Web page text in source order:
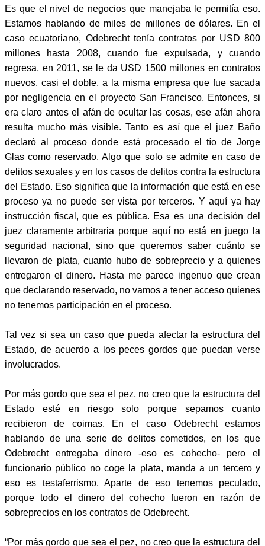
Es que el nivel de negocios que manejaba le permitía eso.
Estamos hablando de miles de millones de dólares. En el
caso ecuatoriano, Odebrecht tenía contratos por USD 800
millones hasta 2008, cuando fue expulsada, y cuando
regresa, en 2011, se le da USD 1500 millones en contratos
nuevos, casi el doble, a la misma empresa que fue sacada
por negligencia en el proyecto San Francisco. Entonces, si
era claro antes el afán de ocultar las cosas, ese afán ahora
resulta mucho más visible. Tanto es así que el juez Baño
declaró al proceso donde está procesado el tío de Jorge
Glas como reservado. Algo que solo se admite en caso de
delitos sexuales y en los casos de delitos contra la estructura
del Estado. Eso significa que la información que está en ese
proceso ya no puede ser vista por terceros. Y aquí ya hay
instrucción fiscal, que es pública. Esa es una decisión del
juez claramente arbitraria porque aquí no está en juego la
seguridad nacional, sino que queremos saber cuánto se
llevaron de plata, cuanto hubo de sobreprecio y a quienes
entregaron el dinero. Hasta me parece ingenuo que crean
que declarando reservado, no vamos a tener acceso quienes
no tenemos participación en el proceso.
Tal vez si sea un caso que pueda afectar la estructura del
Estado, de acuerdo a los peces gordos que puedan verse
involucrados.
Por más gordo que sea el pez, no creo que la estructura del
Estado esté en riesgo solo porque sepamos cuanto
recibieron de coimas. En el caso Odebrecht estamos
hablando de una serie de delitos cometidos, en los que
Odebrecht entregaba dinero -eso es cohecho- pero el
funcionario público no coge la plata, manda a un tercero y
eso es testaferrismo. Aparte de eso tenemos peculado,
porque todo el dinero del cohecho fueron en razón de
sobreprecios en los contratos de Odebrecht.
“Por más gordo que sea el pez, no creo que la estructura del